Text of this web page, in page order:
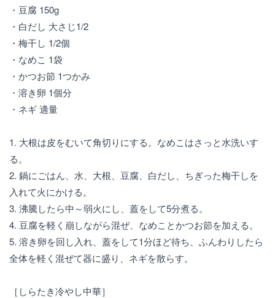
・豆腐 150g
・白だし 大さじ1/2
・梅干し 1/2個
・なめこ 1袋
・かつお節 1つかみ
・溶き卵 1個分
・ネギ 適量
1. 大根は皮をむいて角切りにする。なめこはさっと水洗いす
る。
2. 鍋にごはん、水、大根、豆腐、白だし、ちぎった梅干しを
入れて火にかける。
3. 沸騰したら中～弱火にし、蓋をして5分煮る。
4. 豆腐を軽く崩しながら混ぜ、なめことかつお節を加える。
5. 溶き卵を回し入れ、蓋をして1分ほど待ち、ふんわりしたら
全体を軽く混ぜて器に盛り、ネギを散らす。
［しらたき冷やし中華］